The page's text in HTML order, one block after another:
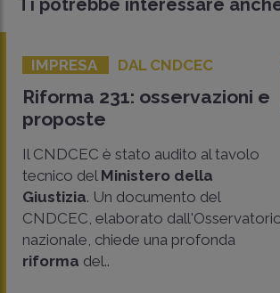
Ti potrebbe interessare
IMPRESA DAL CNDCEC
Riforma 231: osservazioni e
proposte
Il CNDCEC è stato audito al tavolo
tecnico del Ministero della
Giustizia. Un documento del
CNDCEC, elaborato
nazionale, chiede una profonda
riforma del..